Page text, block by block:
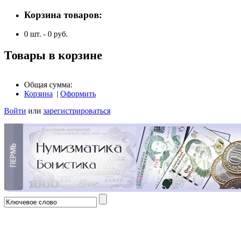
Корзина товаров:
0 шт. - 0 руб.
Товары в корзине
Общая сумма:
Корзина | Оформить
Войти или зарегистрироваться